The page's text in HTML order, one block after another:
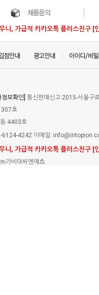
니, 가급적 카카오톡 플러스친구 [
정보확인] 통신판매신고:2015-서울구
호
4403호
6124-4242 이메일:
니, 가급적 카카오톡 플러스친구 [
가비아씨엔에 스